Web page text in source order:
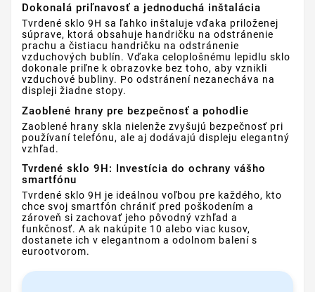
Dokonalá priľnavosť a jednoduchá inštalácia
Tvrdené sklo 9H sa ľahko inštaluje vďaka priloženej
súprave, ktorá obsahuje handričku na odstránenie
prachu a čistiacu handričku na odstránenie
vzduchových bublín. Vďaka celoplošnému lepidlu sklo
dokonale priľne k obrazovke bez toho, aby vznikli
vzduchové bubliny. Po odstránení nezanecháva na
displeji žiadne stopy.
Zaoblené hrany pre bezpečnosť a pohodlie
Zaoblené hrany skla nielenže zvyšujú bezpečnosť pri
používaní telefónu, ale aj dodávajú displeju elegantný
vzhľad.
Tvrdené sklo 9H: Investícia do ochrany vášho
smartfónu
Tvrdené sklo 9H je ideálnou voľbou pre každého, kto
chce svoj smartfón chrániť pred poškodením a
zároveň si zachovať jeho pôvodný vzhľad a
funkčnosť. A ak nakúpite 10 alebo viac kusov,
dostanete ich v elegantnom a odolnom balení s
eurootvorom.